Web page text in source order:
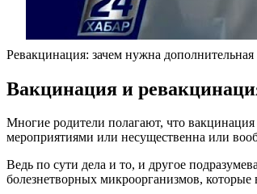
Ревакцинация: зачем нужна
Вакцинация и
Многие родители полагают, что
мероприятиями или несущественна или
Ведь по сути дела и то, и другое
болезнетворных микроорганизмов,